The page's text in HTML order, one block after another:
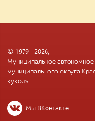
© 1979 - 2026,
Муниципальное автономное
муниципального округа
кукол»
Мы ВКонтакте